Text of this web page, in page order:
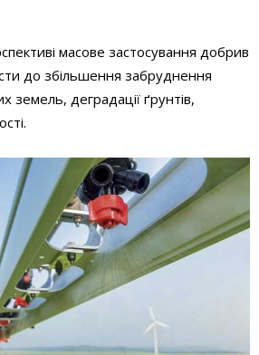
масове застосування добрив
до збільшення забруднення
земель, деградації ґрунтів,